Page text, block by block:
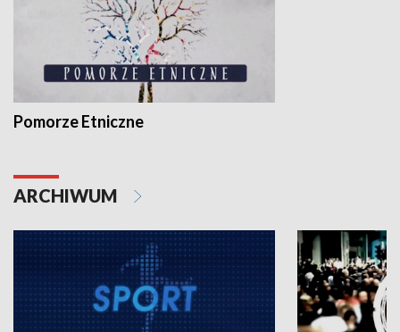
Pomorze Etniczne
ARCHIWUM